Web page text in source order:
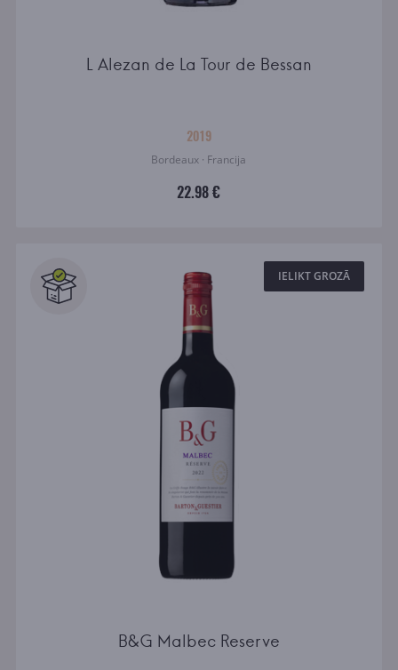
L Alezan de La Tour de Bessan
2019
Bordeaux · Francija
22.98 €
IELIKT GROZĀ
B&G Malbec Reserve